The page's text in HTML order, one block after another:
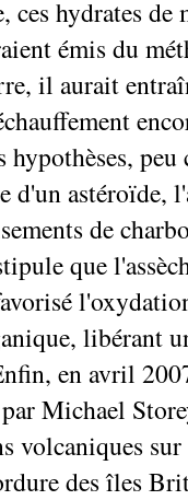
hydrates de
émis du
il aurait
peu
d'un astéroïde,
de
que
libérant
en avril
Michael
volcaniques
des îles